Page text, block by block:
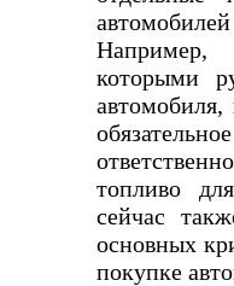
Например,
которыми
топливо
сейчас
основных
покупке